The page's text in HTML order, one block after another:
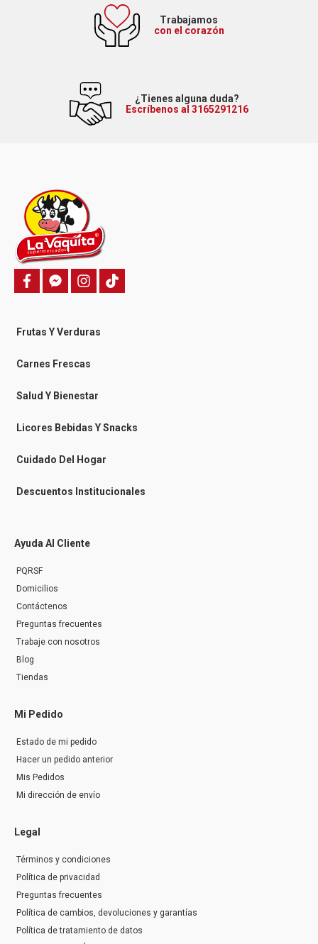
Trabajamos
con el corazón
¿Tienes alguna duda?
Escríbenos al 3165291216
f
a
b
o
f
a
b
o
-
s
s
n
g
r
i
n
g
m
T
i
Frutas Y Verduras
Carnes Frescas
Salud Y Bienestar
Licores Bebidas Y Snacks
Cuidado Del Hogar
Descuentos Institucionales
Ayuda Al Cliente
PQRSF
Domicilios
Contáctenos
Preguntas frecuentes
Trabaje con nosotros
Blog
Tiendas
Mi Pedido
Estado de mi pedido
Hacer un pedido anterior
Mis Pedidos
Mi dirección de envío
Legal
Términos y condiciones
Política de privacidad
Preguntas frecuentes
Política de cambios, devoluciones y garantías
Política de tratamiento de datos